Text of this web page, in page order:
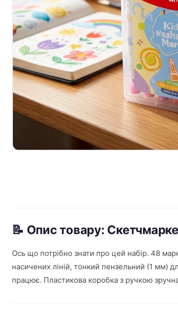
📝 Опис товару:
Ось що потрібно знати про цей набір. 48
насичених ліній, тонкий пензельний (1 мм)
працює. Пластикова коробка з ручкою